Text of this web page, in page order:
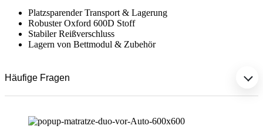
Platzsparender Transport & Lagerung
Robuster Oxford 600D Stoff
Stabiler Reißverschluss
Lagern von Bettmodul & Zubehör
Häufige Fragen